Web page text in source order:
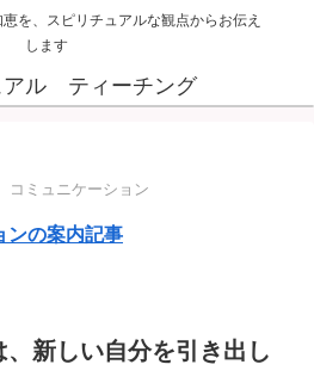
を、スピリチュアルな観点からお伝え
します
アル ティーチング
コミュニケーション
ンの案内記事
新しい自分を引き出し